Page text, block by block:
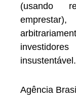
(usando
insustentável.
Agência